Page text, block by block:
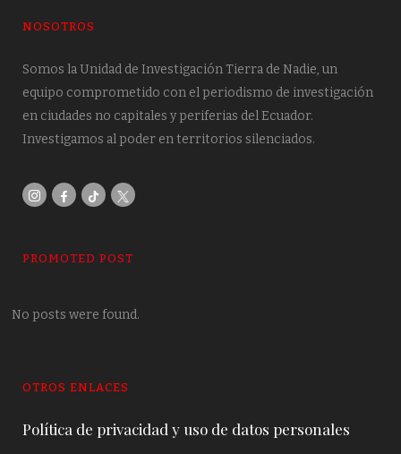
NOSOTROS
Somos la Unidad de Investigación Tierra de Nadie, un
equipo comprometido con el periodismo de investigación
en ciudades no capitales y periferias del Ecuador.
Investigamos al poder en territorios silenciados.
PROMOTED POST
No posts were found.
OTROS ENLACES
Política de privacidad y uso de datos personales